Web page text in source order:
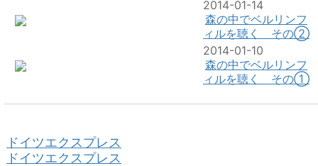
2014-01-14
森の中でベルリンフ
ィルを聴く その②
2014-01-10
森の中でベルリンフ
ィルを聴く その①
ドイツエクスプレス
ドイツエクスプレス